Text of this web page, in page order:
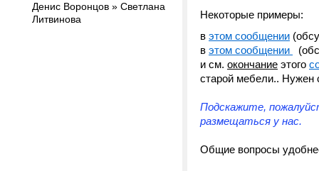
Денис Воронцов » Светлана
Литвинова
Некоторые примеры:
в этом сообщении
в этом сообщении
и см. окончание этого
старой мебели.. Нужен
Подскажите,
размещаться у нас.
Общие вопросы